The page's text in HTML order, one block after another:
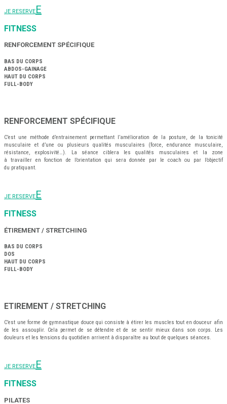
JE RESERVE
FITNESS
RENFORCEMENT SPÉCIFIQUE
BAS DU CORPS
ABDOS-GAINAGE
HAUT DU CORPS
FULL-BODY
RENFORCEMENT SPÉCIFIQUE
C’est une méthode d’entrainement permettant l’amélioration de la posture, de la tonicité
musculaire et d’une ou plusieurs qualités musculaires (force, endurance musculaire,
résistance, explosivité…). La séance ciblera les qualités musculaires et la zone
à travailler en fonction de l’orientation qui sera donnée par le coach ou par l’objectif
du pratiquant.
JE RESERVE
FITNESS
ÉTIREMENT / STRETCHING
BAS DU CORPS
DOS
HAUT DU CORPS
FULL-BODY
ETIREMENT / STRETCHING
C’est une forme de gymnastique douce qui consiste à étirer les muscles tout en douceur afin
de les assouplir. Cela permet de se détendre et de se sentir mieux dans son corps. Les
douleurs et les tensions du quotidien arrivent à disparaître au bout de quelques séances.
JE RESERVE
FITNESS
PILATES